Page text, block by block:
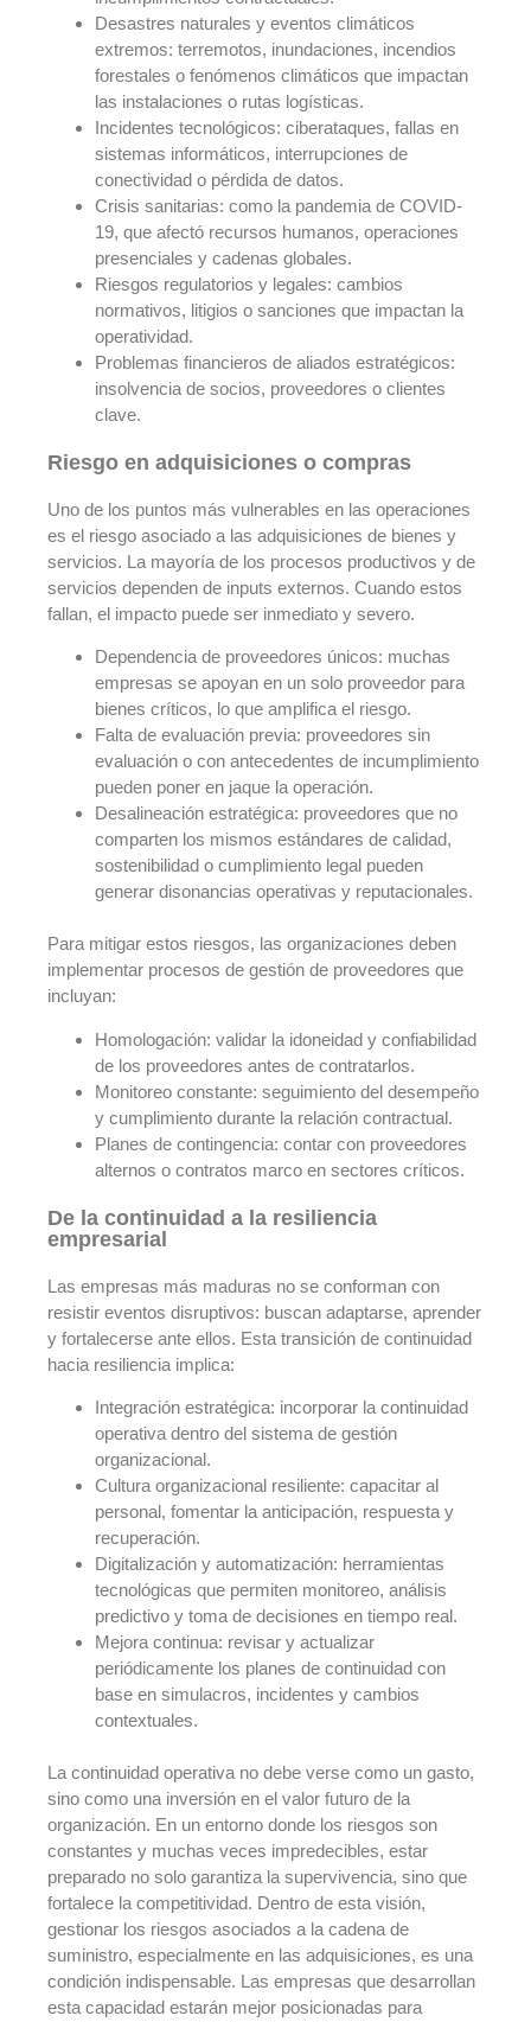
Desastres naturales y eventos climáticos
extremos: terremotos, inundaciones, incendios
forestales o fenómenos climáticos que impactan
las instalaciones o rutas logísticas.
Incidentes tecnológicos: ciberataques, fallas en
sistemas informáticos, interrupciones de
conectividad o pérdida de datos.
Crisis sanitarias: como la pandemia de COVID-
19, que afectó recursos humanos, operaciones
presenciales y cadenas globales.
Riesgos regulatorios y legales: cambios
normativos, litigios o sanciones que impactan la
operatividad.
Problemas financieros de aliados estratégicos:
insolvencia de socios, proveedores o clientes
clave.
Riesgo en adquisiciones o compras
Uno de los puntos más vulnerables en las operaciones
es el riesgo asociado a las adquisiciones de bienes y
servicios. La mayoría de los procesos productivos y de
servicios dependen de inputs externos. Cuando estos
fallan, el impacto puede ser inmediato y severo.
Dependencia de proveedores únicos: muchas
empresas se apoyan en un solo proveedor para
bienes críticos, lo que amplifica el riesgo.
Falta de evaluación previa: proveedores sin
evaluación o con antecedentes de incumplimiento
pueden poner en jaque la operación.
Desalineación estratégica: proveedores que no
comparten los mismos estándares de calidad,
sostenibilidad o cumplimiento legal pueden
generar disonancias operativas y reputacionales.
Para mitigar estos riesgos, las organizaciones deben
implementar procesos de gestión de proveedores que
incluyan:
Homologación: validar la idoneidad y confiabilidad
de los proveedores antes de contratarlos.
Monitoreo constante: seguimiento del desempeño
y cumplimiento durante la relación contractual.
Planes de contingencia: contar con proveedores
alternos o contratos marco en sectores críticos.
De la continuidad a la resiliencia
empresarial
Las empresas más maduras no se conforman con
resistir eventos disruptivos: buscan adaptarse, aprender
y fortalecerse ante ellos. Esta transición de continuidad
hacia resiliencia implica:
Integración estratégica: incorporar la continuidad
operativa dentro del sistema de gestión
organizacional.
Cultura organizacional resiliente: capacitar al
personal, fomentar la anticipación, respuesta y
recuperación.
Digitalización y automatización: herramientas
tecnológicas que permiten monitoreo, análisis
predictivo y toma de decisiones en tiempo real.
Mejora continua: revisar y actualizar
periódicamente los planes de continuidad con
base en simulacros, incidentes y cambios
contextuales.
La continuidad operativa no debe verse como un gasto,
sino como una inversión en el valor futuro de la
organización. En un entorno donde los riesgos son
constantes y muchas veces impredecibles, estar
preparado no solo garantiza la supervivencia, sino que
fortalece la competitividad. Dentro de esta visión,
gestionar los riesgos asociados a la cadena de
suministro, especialmente en las adquisiciones, es una
condición indispensable. Las empresas que desarrollan
esta capacidad estarán mejor posicionadas para